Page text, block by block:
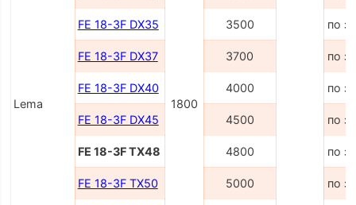
Lema 1800
FE 18-3F DX35 3500 по
FE 18-3F DX37 3700 по
FE 18-3F DX40 4000 по
FE 18-3F DX45 4500 по
FE 18-3F TX48 4800 по
FE 18-3F TX50 5000 по